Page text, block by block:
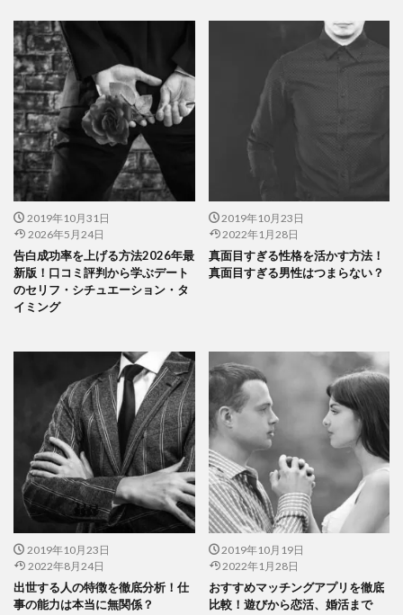
2019年10月31日
2026年5月24日
告白成功率を上げる方法2026年最
新版！口コミ評判から学ぶデート
のセリフ・シチュエーション・タ
イミング
2019年10月23日
2022年1月28日
真面目すぎる性格を活かす方法！
真面目すぎる男性はつまらない？
2019年10月23日
2022年8月24日
出世する人の特徴を徹底分析！仕
事の能力は本当に無関係？
2019年10月19日
2022年1月28日
おすすめマッチングアプリを徹底
比較！遊びから恋活、婚活まで